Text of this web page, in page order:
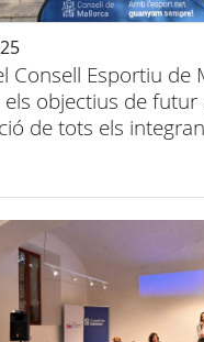
Consell Esportiu de
els objectius de
de tots els